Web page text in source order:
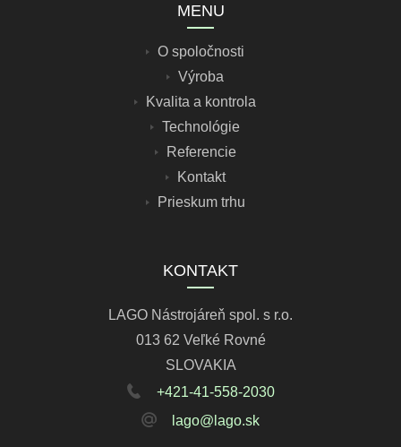
MENU
O spoločnosti
Výroba
Kvalita a kontrola
Technológie
Referencie
Kontakt
Prieskum trhu
KONTAKT
LAGO Nástrojáreň spol. s r.o.
013 62 Veľké Rovné
SLOVAKIA
+421-41-558-2030
lago@lago.sk